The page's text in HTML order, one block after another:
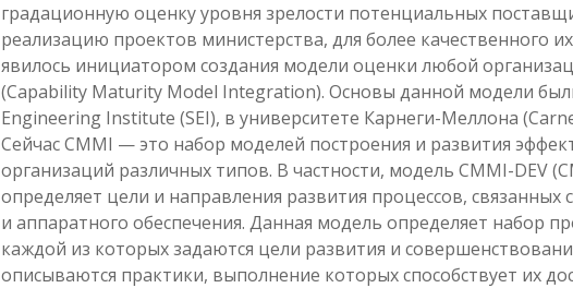
градационную оценку уровня зрелости потенциальных
реализацию проектов министерства, для более качественного
явилось инициатором создания модели оценки любой
(Capability Maturity Model Integration). Основы данной модели
Engineering Institute (SEI), в университете Карнеги-Меллона
Сейчас CMMI — это набор моделей построения и развития
организаций различных типов. В частности, модель CMMI-DEV
определяет цели и направления развития процессов, связанных
и аппаратного обеспечения. Данная модель определяет набор
каждой из которых задаются цели развития и
описываются практики, выполнение которых способствует их